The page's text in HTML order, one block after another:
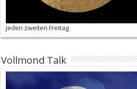
Jeden zweiten Freitag
Vollmond Talk